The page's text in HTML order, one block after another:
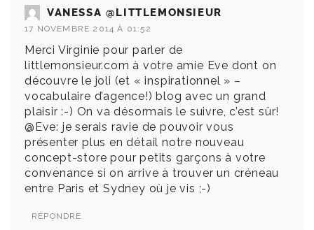
VANESSA @LITTLEMONSIEUR
17 NOVEMBRE 2014 À 01:52
Merci Virginie pour parler de
littlemonsieur.com à votre amie Eve dont on
découvre le joli (et « inspirationnel » –
vocabulaire d’agence!) blog avec un grand
plaisir :-) On va désormais le suivre, c’est sûr!
@Eve: je serais ravie de pouvoir vous
présenter plus en détail notre nouveau
concept-store pour petits garçons à votre
convenance si on arrive à trouver un créneau
entre Paris et Sydney où je vis ;-)
RÉPONDRE